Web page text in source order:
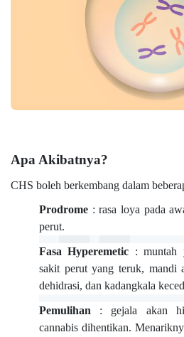
Apa Akibatnya?
CHS boleh berkembang dalam
Prodrome : rasa loya pada
perut.
Fasa Hyperemetic : muntah
sakit perut yang teruk, mandi
dehidrasi, dan kadangkala
Pemulihan : gejala akan
cannabis dihentikan.